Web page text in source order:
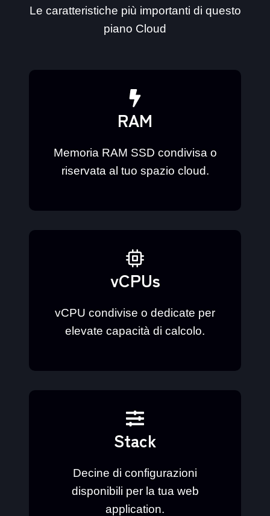
Le caratteristiche più importanti di questo
piano Cloud
RAM
Memoria RAM SSD condivisa o
riservata al tuo spazio cloud.
vCPUs
vCPU condivise o dedicate per
elevate capacità di calcolo.
Stack
Decine di configurazioni
disponibili per la tua web
application.